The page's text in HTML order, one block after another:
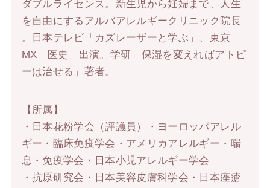
ダブルライセンス。新生児から妊婦まで、人生
を自由にするアルバアレルギークリニック院長
。日本テレビ「カズレーザーと学ぶ」、東京
MX「医史」出演。学研「保湿を変えればアトピ
ーは治せる」著者。
【所属】
・日本花粉学会（評議員）・ヨーロッパアレル
ギー・臨床免疫学会・アメリカアレルギー・喘
息・免疫学会・日本小児アレルギー学会
・抗原研究会・日本美容皮膚科学会・日本痤瘡